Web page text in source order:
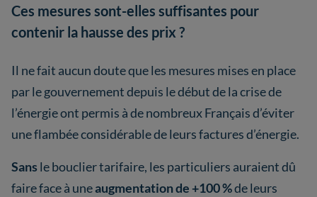
Ces mesures sont-elles suffisantes pour
contenir la hausse des prix ?
Il ne fait aucun doute que les mesures mises en place
par le gouvernement depuis le début de la crise de
l’énergie ont permis à de nombreux Français d’éviter
une flambée considérable de leurs factures d’énergie.
Sans le bouclier tarifaire, les particuliers auraient dû
faire face à uneaugmentation de +100 %de leurs